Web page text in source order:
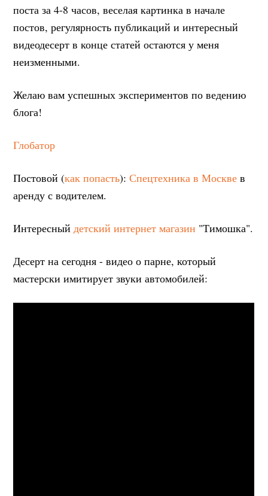
поста за 4-8 часов, веселая картинка в начале
постов, регулярность публикаций и интересный
видеодесерт в конце статей остаются у меня
неизменными.
Желаю вам успешных экспериментов по ведению
блога!
Глобатор
Постовой (как попасть):Спецтехника в Москве в
аренду с водителем.
Интересныйдетский интернет магазин "Тимошка".
Десерт на сегодня - видео о парне, который
мастерски имитирует звуки автомобилей: